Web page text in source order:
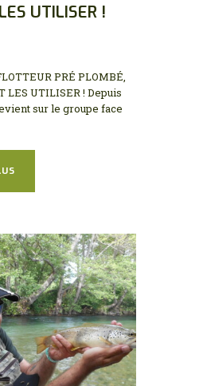
UTILISER !
PRÉ PLOMBÉ,
LES UTILISER ! Depuis
sur le groupe face